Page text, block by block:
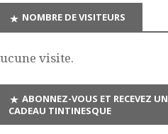
NOMBRE DE VISITEURS
visite.
ABONNEZ-VOUS ET RECEVEZ UN
CADEAU TINTINESQUE